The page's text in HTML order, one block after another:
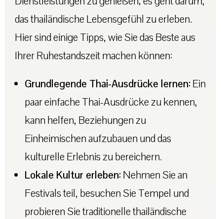
das thailändische Lebensgefühl zu erleben.
Hier sind einige Tipps, wie Sie das Beste aus
Ihrer Ruhestandszeit machen können:
Grundlegende Thai-Ausdrücke lernen:Ein
paar einfache Thai-Ausdrücke zu kennen,
kann helfen, Beziehungen zu
Einheimischen aufzubauen und das
kulturelle Erlebnis zu bereichern.
Lokale Kultur erleben:Nehmen Sie an
Festivals teil, besuchen Sie Tempel und
probieren Sie traditionelle thailändische